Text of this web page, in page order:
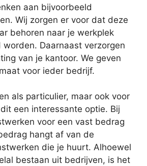
aan bijvoorbeeld
Wij zorgen er voor dat deze
behoren naar je werkplek
Daarnaast verzorgen
van je kantoor. We geven
voor ieder bedrijf.
als particulier, maar ook voor
een interessante optie. Bij
voor een vast bedrag
hangt af van de
die je huurt. Alhoewel
bestaan uit bedrijven, is het